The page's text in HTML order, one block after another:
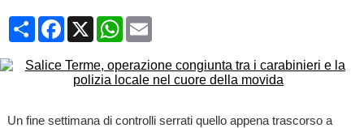
CondividiFacebook
X WhatsApp
Email
Un fine settimana di controlli serrati quello appena trascorso a